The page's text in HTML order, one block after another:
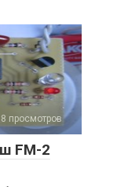
просмотров
FM-2